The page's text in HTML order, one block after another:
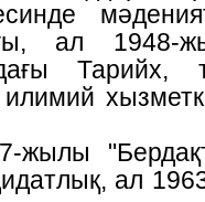
ал 1948-
Тарийх,
илимий
ал